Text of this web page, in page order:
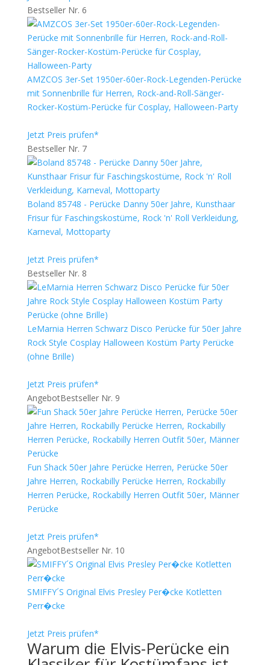
Bestseller Nr. 6
AMZCOS 3er-Set 1950er-60er-Rock-Legenden-Perücke
mit Sonnenbrille für Herren, Rock-and-Roll-Sänger-
Rocker-Kostüm-Perücke für Cosplay, Halloween-Party
Jetzt Preis prüfen*
Bestseller Nr. 7
Boland 85748 - Perücke Danny 50er Jahre, Kunsthaar
Frisur für Faschingskostüme, Rock 'n' Roll Verkleidung,
Karneval, Mottoparty
Jetzt Preis prüfen*
Bestseller Nr. 8
LeMarnia Herren Schwarz Disco Perücke für 50er Jahre
Rock Style Cosplay Halloween Kostüm Party Perücke
(ohne Brille)
Jetzt Preis prüfen*
AngebotBestseller Nr. 9
Fun Shack 50er Jahre Perücke Herren, Perücke 50er
Jahre Herren, Rockabilly Perücke Herren, Rockabilly
Herren Perücke, Rockabilly Herren Outfit 50er, Männer
Perücke
Jetzt Preis prüfen*
AngebotBestseller Nr. 10
SMIFFY´S Original Elvis Presley Per�cke Kotletten
Perr�cke
Jetzt Preis prüfen*
Warum die Elvis-Perücke ein